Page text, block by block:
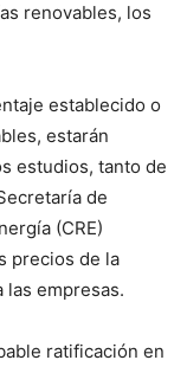
renovables, los
establecido o
estarán
estudios, tanto de
de
(CRE)
precios de la
las empresas.
ratificación en